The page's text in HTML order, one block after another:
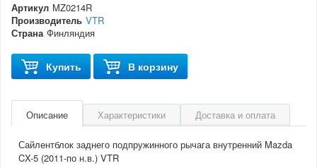
Артикул MZ0214R
Производитель VTR
Страна Финляндия
Купить В корзину
Описание Характеристики Доставка и оплата
Сайлентблок заднего подпружинного рычага внутренний Mazda
CX-5 (2011-по н.в.) VTR